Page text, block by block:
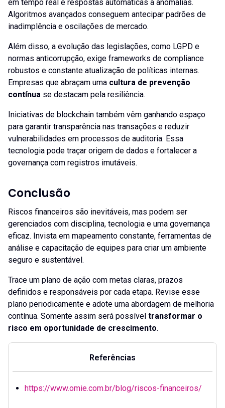
em tempo real e respostas automáticas a anomalias.
Algoritmos avançados conseguem antecipar padrões de
inadimplência e oscilações de mercado.
Além disso, a evolução das legislações, como LGPD e
normas anticorrupção, exige frameworks de compliance
robustos e constante atualização de políticas internas.
Empresas que abraçam uma cultura de prevenção
contínua se destacam pela resiliência.
Iniciativas de blockchain também vêm ganhando espaço
para garantir transparência nas transações e reduzir
vulnerabilidades em processos de auditoria. Essa
tecnologia pode traçar origem de dados e fortalecer a
governança com registros imutáveis.
Conclusão
Riscos financeiros são inevitáveis, mas podem ser
gerenciados com disciplina, tecnologia e uma governança
eficaz. Invista em mapeamento constante, ferramentas de
análise e capacitação de equipes para criar um ambiente
seguro e sustentável.
Trace um plano de ação com metas claras, prazos
definidos e responsáveis por cada etapa. Revise esse
plano periodicamente e adote uma abordagem de melhoria
contínua. Somente assim será possível transformar o
risco em oportunidade de crescimento.
Referências
https://www.omie.com.br/blog/riscos-financeiros/